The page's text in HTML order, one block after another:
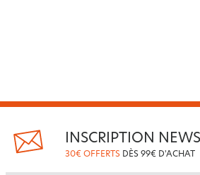
INSCRIPTION
30€ OFFERTS DÈS 99€ D'ACHAT